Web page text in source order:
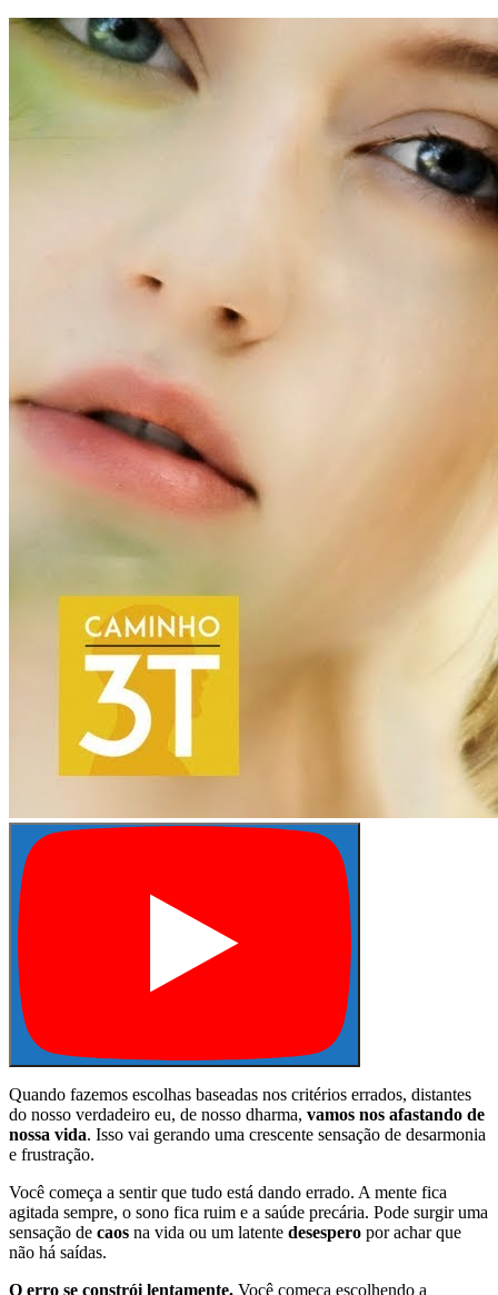
Quando fazemos escolhas baseadas nos critérios errados, distantes
do nosso verdadeiro eu, de nosso dharma, vamos nos afastando de
nossa vida. Isso vai gerando uma crescente sensação de desarmonia
e frustração.
Você começa a sentir que tudo está dando errado. A mente fica
agitada sempre, o sono fica ruim e a saúde precária. Pode surgir uma
sensação de caos na vida ou um latente desespero por achar que
não há saídas.
O erro se constrói lentamente. Você começa escolhendo a